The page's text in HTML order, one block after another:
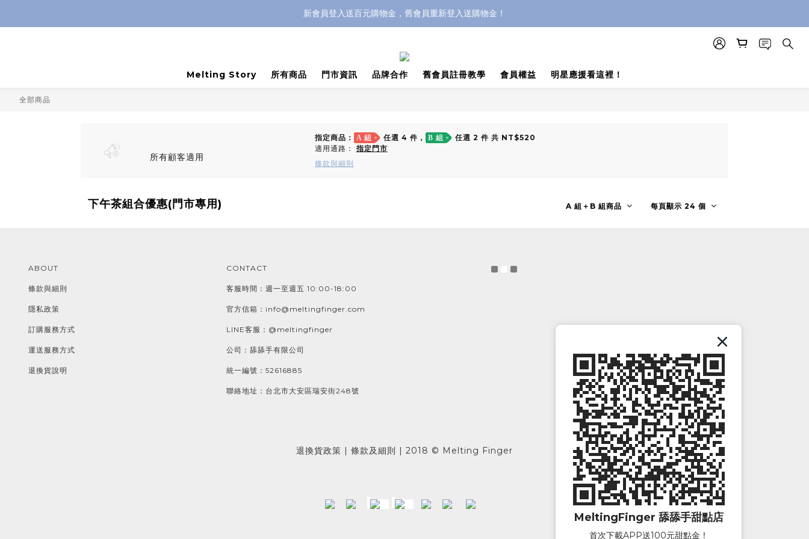
杜拜巧克力每週二～日門市限量販售中～
新會員登入送百元購物金，舊會員重新登入送購物金！
杜拜巧克力每週二～日門市限量販售中～
Melting Story 所有商品 門市資訊 品牌合作 舊會員註冊教學 會員權益 明星應援看這裡！
全部商品
所有顧客適用
指定商品： A 組 任選 4 件， B 組
任選 2 件 共 NT$520
適用通路： 指定門市
條款與細則
下午茶組合優惠(門市專用) A 組＋B 組商品 每頁顯示 24 個
ABOUT
條款與細則
隱私政策
訂購服務方式
運送服務方式
退換貨說明
CONTACT
客服時間：週一至週五 10:00-18:00
官方信箱：info@meltingfinger.com
LINE客服：@meltingfinger
公司：舔舔手有限公司
統一編號：52616885
聯絡地址：台北市大安區瑞安街248號
退換貨政策 | 條款及細則 | 2018 © Melting Finger
MeltingFinger 舔舔手甜點店
首次下載APP送100元甜點金！